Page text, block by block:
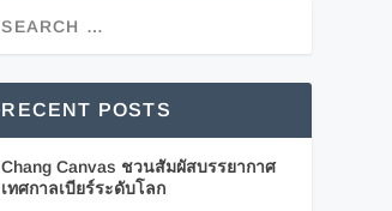
RECENT POSTS
Chang Canvas ชวนสัมผัสบรรยากาศ
เทศกาลเบียร์ระดับโลก